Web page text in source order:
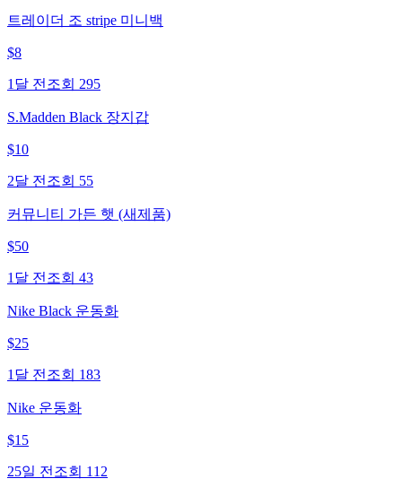
트레이더 조 stripe 미니백
$8
1달 전 조회 295
S.Madden Black 장지갑
$10
2달 전 조회 55
커뮤니티 가든 햇 (새제품)
$50
1달 전 조회 43
Nike Black 운동화
$25
1달 전 조회 183
Nike 운동화
$15
25일 전 조회 112